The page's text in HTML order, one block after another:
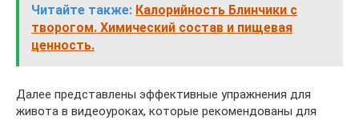
Читайте также: Калорийность Блинчики с
творогом. Химический состав и пищевая
ценность.
Далее представлены эффективные упражнения для
живота в видеоуроках, которые рекомендованы для